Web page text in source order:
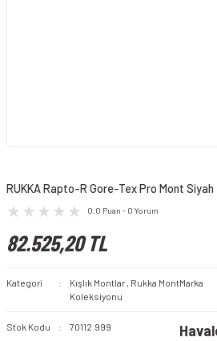
RUKKA Rapto-R Gore-Tex Pro Mont Siyah
0.0 Puan - 0 Yorum
82.525,20 TL
Kategori Kışlık Montlar , Rukka Mont
Koleksiyonu
Marka
Stok Kodu 70112.999